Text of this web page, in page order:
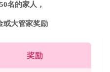
名的家人，
或大管家奖励